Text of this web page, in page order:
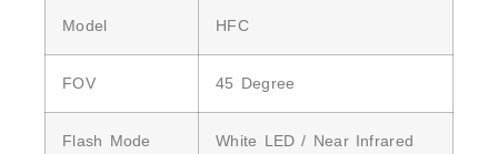
Model HFC
FOV 45 Degree
Flash Mode
White LED / Near Infrared